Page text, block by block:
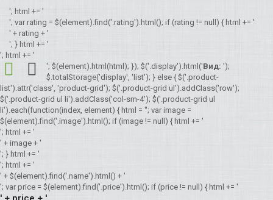
'; html += '
'; var rating = $(element).find('.rating').html(); if (rating != null) { html += '
' + rating + '
'; } html += '
'; html += '
'; $(element).html(html); }); $('.display').html('Вид: ');
$.totalStorage('display', 'list'); } else { $('.product-
list').attr('class', 'product-grid'); $('.product-grid ul').addClass('row');
$('.product-grid ul li').addClass('col-sm-4'); $('.product-grid ul
li').each(function(index, element) { html = ''; var image =
$(element).find('.image').html(); if (image != null) { html += '
'; html += '
' + image + '
'; } html += '
'; html += '
' + $(element).find('.name').html() + '
'; var price = $(element).find('.price').html(); if (price != null) { html += '